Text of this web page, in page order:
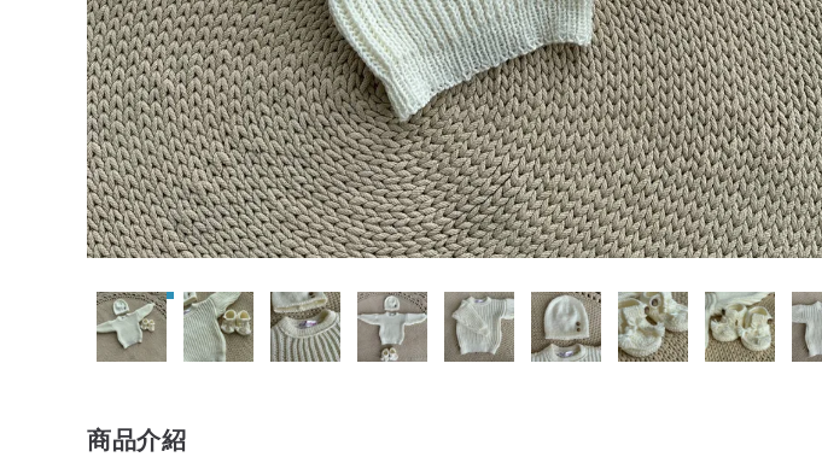
商品介紹